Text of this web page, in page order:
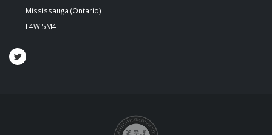
Mississauga (Ontario)
L4W 5M4